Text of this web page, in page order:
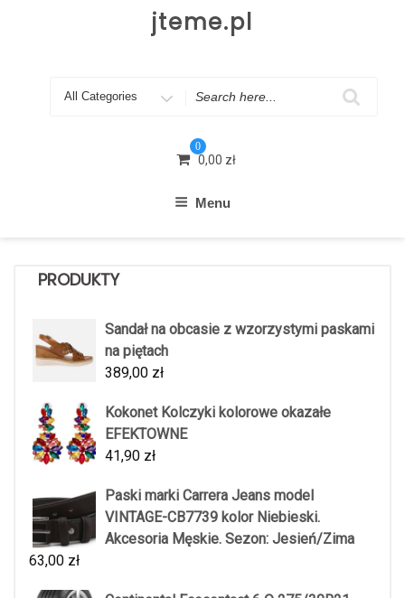
jteme.pl
Search
0
0,00 zł
Menu
PRODUKTY
Sandał na obcasie z wzorzystymi paskami
na piętach
389,00 zł
Kokonet Kolczyki kolorowe okazałe
EFEKTOWNE
41,90 zł
Paski marki Carrera Jeans model
VINTAGE-CB7739 kolor Niebieski.
Akcesoria Męskie. Sezon: Jesień/Zima
63,00 zł